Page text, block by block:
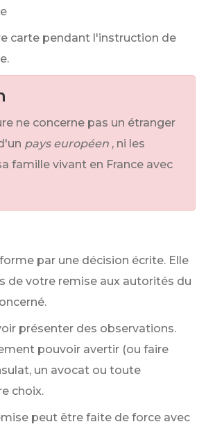
carte pendant l'instruction de
ne concerne pas un étranger
pays européen , ni les
famille vivant en France avec
par une décision écrite. Elle
de votre remise aux autorités du
présenter des observations.
pouvoir avertir (ou faire
un avocat ou toute
choix.
peut être faite de force avec